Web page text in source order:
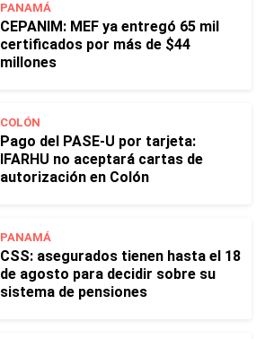
PANAMÁ
CEPANIM: MEF ya entregó 65 mil
certificados por más de $44
millones
COLÓN
Pago del PASE-U por tarjeta:
IFARHU no aceptará cartas de
autorización en Colón
PANAMÁ
CSS: asegurados tienen hasta el 18
de agosto para decidir sobre su
sistema de pensiones